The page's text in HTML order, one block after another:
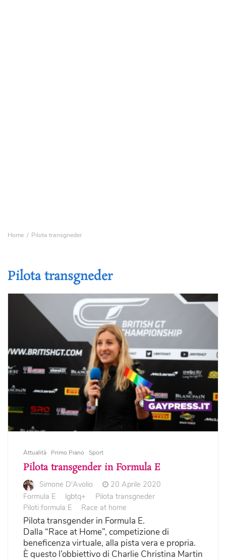
Home Pilota transgneder
Pilota transgneder
Attualità Primo Piano Sport
Pilota transgender in Formula E
Simone D'Avolio
20 Aprile 2020
Formula E
lgbtq+
Pilota transgneder
Piloti formula E
Race at home
Pilota transgender in Formula E.
Dalla “Race at Home”, competizione di
beneficenza virtuale, alla pista vera e propria.
È questo l’obbiettivo di Charlie Christina Martin